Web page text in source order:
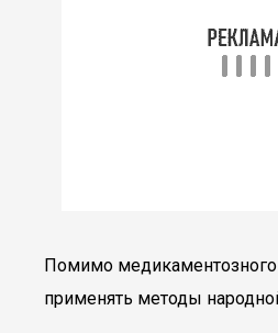
Помимо
применять методы